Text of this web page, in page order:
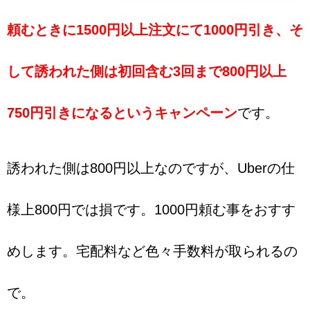
頼むときに1500円以上注文にて1000円引き、そ
して誘われた側は初回含む3回まで800円以上
750円引きになるというキャンペーンです。
誘われた側は800円以上なのですが、Uberの仕
様上800円では損です。1000円頼む事をおすす
めします。宅配料など色々手数料が取られるの
で。